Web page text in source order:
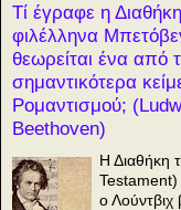
Τί έγραφε η
φιλέλληνα
θεωρείται ένα από
σημαντικότερα
Ρομαντισμού;
Beethoven)
Η Διαθήκη
Testament)
ο